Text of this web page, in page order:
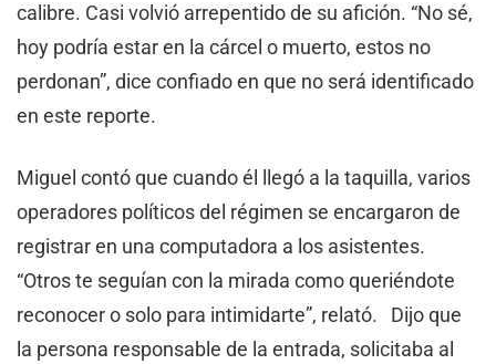
calibre. Casi volvió arrepentido de su afición. “No sé,
hoy podría estar en la cárcel o muerto, estos no
perdonan”, dice confiado en que no será identificado
en este reporte.
Miguel contó que cuando él llegó a la taquilla, varios
operadores políticos del régimen se encargaron de
registrar en una computadora a los asistentes.
“Otros te seguían con la mirada como queriéndote
reconocer o solo para intimidarte”, relató. Dijo que
la persona responsable de la entrada, solicitaba al